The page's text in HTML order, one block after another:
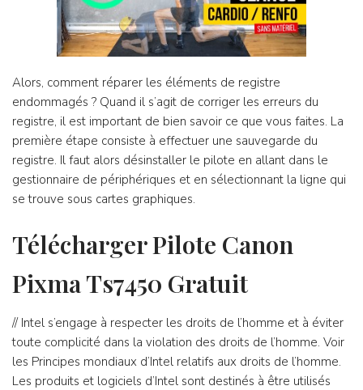
Alors, comment réparer les éléments de registre
endommagés ? Quand il s’agit de corriger les erreurs du
registre, il est important de bien savoir ce que vous faites. La
première étape consiste à effectuer une sauvegarde du
registre. Il faut alors désinstaller le pilote en allant dans le
gestionnaire de périphériques et en sélectionnant la ligne qui
se trouve sous cartes graphiques.
Télécharger Pilote Canon
Pixma Ts7450 Gratuit
// Intel s’engage à respecter les droits de l’homme et à éviter
toute complicité dans la violation des droits de l’homme. Voir
les Principes mondiaux d’Intel relatifs aux droits de l’homme.
Les produits et logiciels d’Intel sont destinés à être utilisés